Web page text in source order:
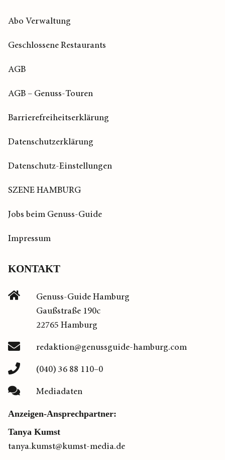
Abo Verwaltung
Geschlossene Restaurants
AGB
AGB – Genuss-Touren
Barrierefreiheitserklärung
Datenschutzerklärung
Datenschutz-Einstellungen
SZENE HAMBURG
Jobs beim Genuss-Guide
Impressum
KONTAKT
Genuss-Guide Hamburg
Gaußstraße 190c
22765 Hamburg
redaktion@genussguide-hamburg.com
(040) 36 88 110–0
Mediadaten
Anzeigen-Ansprechpartner:
Tanya Kumst
tanya.kumst@kumst-media.de